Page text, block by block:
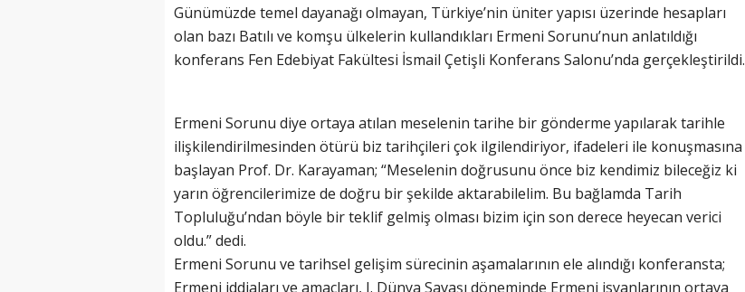
Günümüzde temel dayanağı olmayan, Türkiye’nin üniter yapısı üzerinde hesapları
olan bazı Batılı ve komşu ülkelerin kullandıkları Ermeni Sorunu’nun anlatıldığı
konferans Fen Edebiyat Fakültesi İsmail Çetişli Konferans Salonu’nda gerçekleştirildi.
Ermeni Sorunu diye ortaya atılan meselenin tarihe bir gönderme yapılarak tarihle
ilişkilendirilmesinden ötürü biz tarihçileri çok ilgilendiriyor, ifadeleri ile konuşmasına
başlayan Prof. Dr. Karayaman; “Meselenin doğrusunu önce biz kendimiz bileceğiz ki
yarın öğrencilerimize de doğru bir şekilde aktarabilelim. Bu bağlamda Tarih
Topluluğu’ndan böyle bir teklif gelmiş olması bizim için son derece heyecan verici
oldu.” dedi.
Ermeni Sorunu ve tarihsel gelişim sürecinin aşamalarının ele alındığı konferansta;
Ermeni iddiaları ve amaçları, I. Dünya Savaşı döneminde Ermeni isyanlarının ortaya